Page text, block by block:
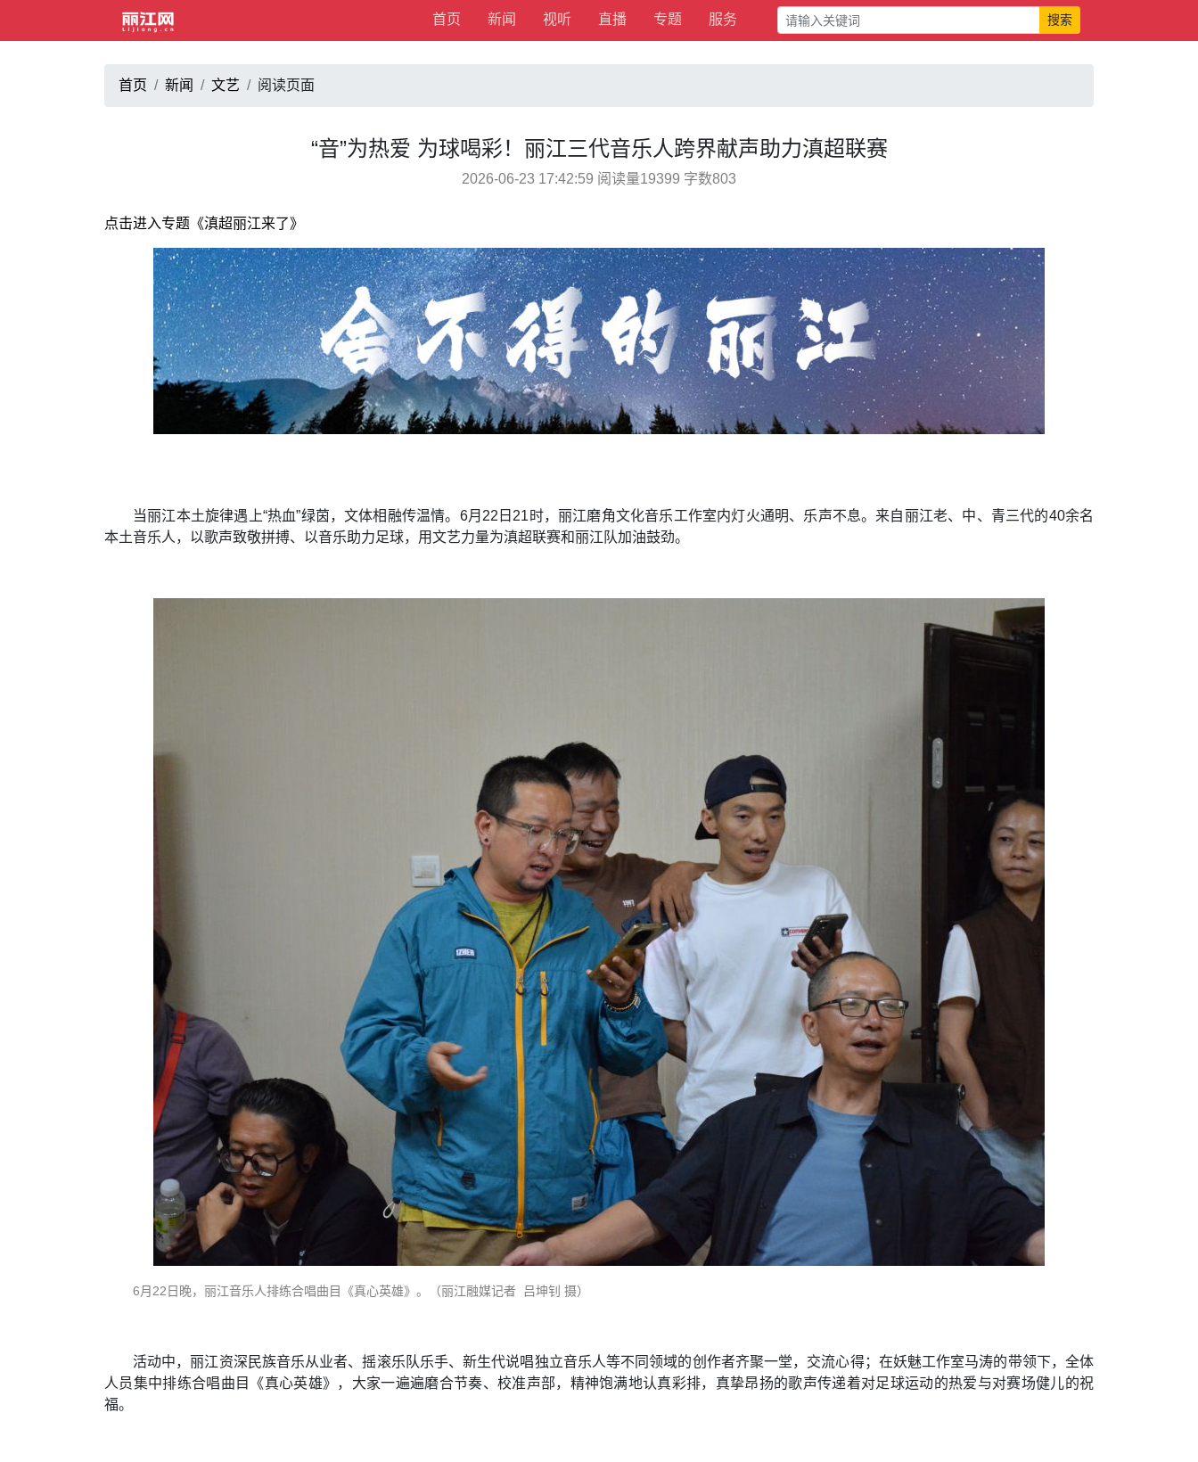
首页 新闻 视听 直播 专题 服务 搜索
首页 新闻 文艺 阅读页面
“音”为热爱 为球喝彩！丽江三代音乐人跨界献声助力滇超联赛
2026-06-23 17:42:59 阅读量19399 字数803
点击进入专题《滇超丽江来了》
当丽江本土旋律遇上“热血”绿茵，文体相融传温情。6月22日21时，丽江磨角文化音乐工作室内灯火通明、乐声不息。来自丽江老、中、青三代的40余名
本土音乐人，以歌声致敬拼搏、以音乐助力足球，用文艺力量为滇超联赛和丽江队加油鼓劲。
6月22日晚， 丽江音乐人排练合唱曲目《真心英雄》。（丽江融媒记者 吕坤钊 摄）
活动中，丽江资深民族音乐从业者、摇滚乐队乐手、新生代说唱独立音乐人等不同领域的创作者齐聚一堂，交流心得；在妖魅工作室马涛的带领下，全体
人员集中排练合唱曲目《真心英雄》，大家一遍遍磨合节奏、校准声部，精神饱满地认真彩排，真挚昂扬的歌声传递着对足球运动的热爱与对赛场健儿的祝
福。